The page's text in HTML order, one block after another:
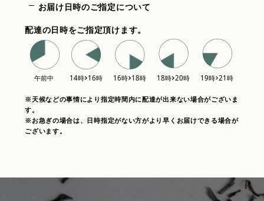
お届け日時のご指定について
配達の日時をご指定頂けます。
※天候などの事情により指定時間内に配達が出来ない場合がございま
す。
※お急ぎの場合は、日時指定がない方がより早くお届けできる場合が
ございます。